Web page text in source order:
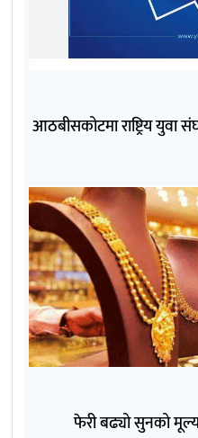
आठबीसकोटमा राष्ट्रिय
फेरी बढ्यो सुनको